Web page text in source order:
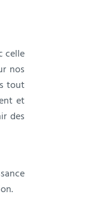
celle
nos
tout
et
des